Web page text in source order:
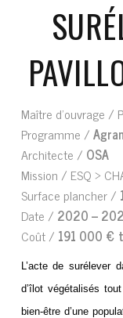
Maître d’ouvrage / P
Programme /
Architecte / OSA
Mission / ESQ >
Surface plancher /
Date / 2020 –
Coût / 191 000 €
L’acte de
d’îlot végétalisés
bien-être d’une